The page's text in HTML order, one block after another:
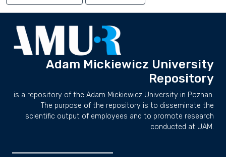
Adam Mickiewicz University
Repository
is a repository of the Adam Mickiewicz University in Poznan.
The purpose of the repository is to disseminate the
scientific output of employees and to promote research
conducted at UAM.